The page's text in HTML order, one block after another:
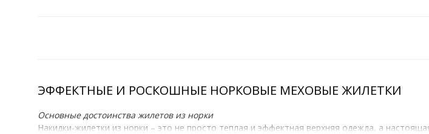
ЭФФЕКТНЫЕ И РОСКОШНЫЕ НОРКОВЫЕ МЕХОВЫЕ ЖИЛЕТКИ
Основные достоинства жилетов из норки
Накидки-жилетки из норки – это не просто теплая и эффектная верхняя одежда, а